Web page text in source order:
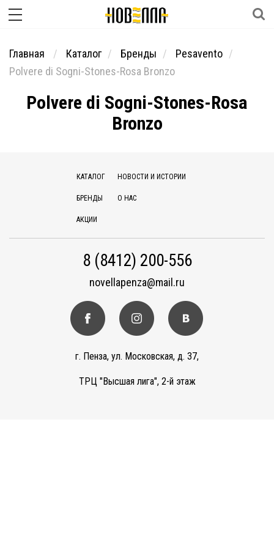
Главная Каталог Бренды
Pesavento
Polvere di Sogni-Stones-Rosa Bronzo
Polvere di Sogni-Stones-Rosa
Bronzo
КАТАЛОГ
БРЕНДЫ
АКЦИИ
НОВОСТИ И ИСТОРИИ
О НАС
8 (8412) 200-556
novellapenza@mail.ru
г. Пенза, ул. Московская, д. 37,
ТРЦ "Высшая лига", 2-й этаж